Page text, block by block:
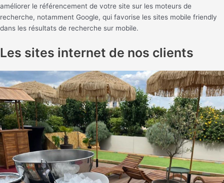
améliorer le référencement de votre site sur les moteurs de
recherche, notamment Google, qui favorise les sites mobile friendly
dans les résultats de recherche sur mobile.
Les sites internet de nos clients